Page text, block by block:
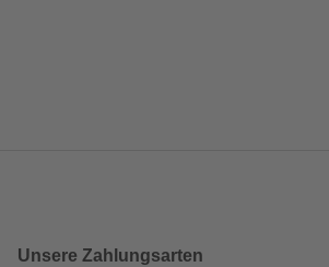
Unsere Zahlungsarten